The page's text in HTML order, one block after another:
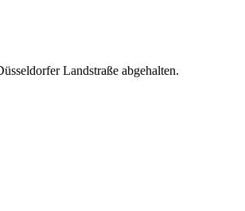
Landstraße abgehalten.